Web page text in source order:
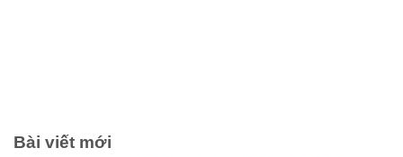
Bài viết mới